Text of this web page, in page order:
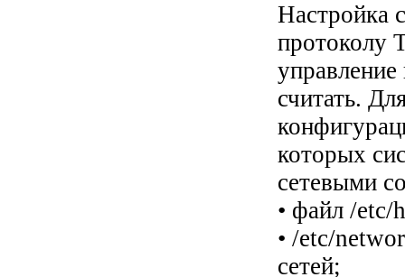
Настройка
протоколу
считать.
которых
сетевыми
• файл /etc/
• /etc/
сетей;